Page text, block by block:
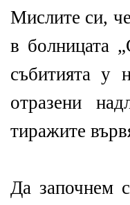
Мислите си,
в болницата
събитията у
отразени
тиражите
Да започнем